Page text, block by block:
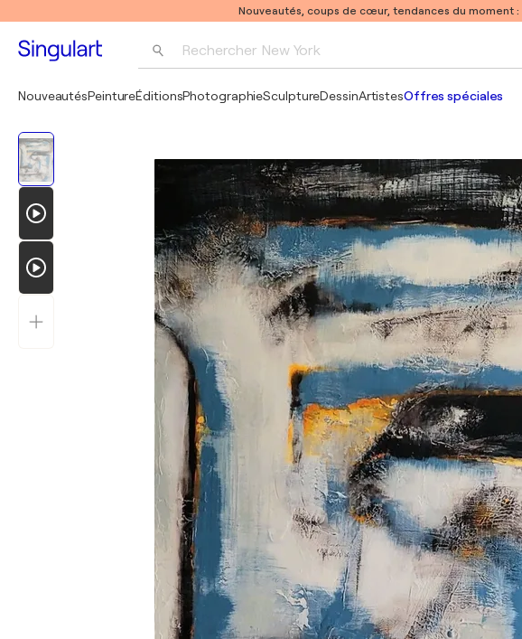
Nouveautés, coups de cœur, tendances du moment :
Rechercher New York
Pablo Picasso
NouveautésPeintureÉditionsPhotographieSculptureDessinArtistesOffres spéciales